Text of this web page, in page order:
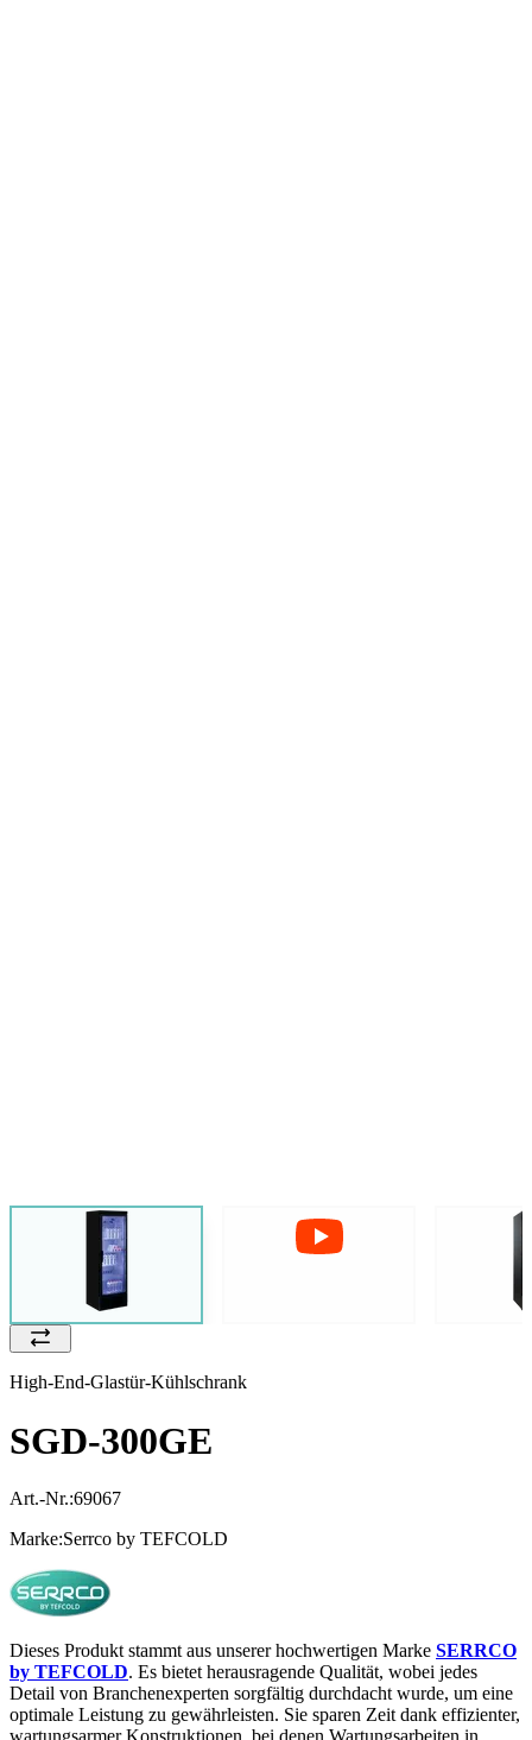
High-End-Glastür-Kühlschrank
SGD-300GE
Art.-Nr.:69067
Marke:Serrco by TEFCOLD
Dieses Produkt stammt aus unserer hochwertigen Marke SERRCO
by TEFCOLD. Es bietet herausragende Qualität, wobei jedes
Detail von Branchenexperten sorgfältig durchdacht wurde, um eine
optimale Leistung zu gewährleisten. Sie sparen Zeit dank effizienter,